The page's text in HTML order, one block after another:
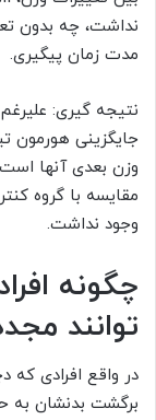
مدت زمان پیگیری.
نتیجه گیری:
جایگزینی هورمون
وزن بعدی آنها
مقایسه با گروه
وجود نداشت.
چگونه
توانند
در واقع افرادی که
برگشت بدنشان به